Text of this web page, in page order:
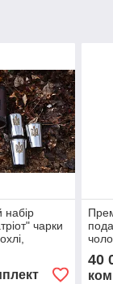
набір
чарки
40